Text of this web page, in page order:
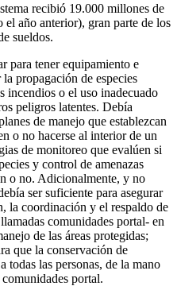
recibió 19.000 millones de
el año anterior), gran parte de los
sueldos.
para tener equipamiento e
propagación de especies
incendios o el uso inadecuado
peligros latentes. Debía
de manejo que establezcan
o no hacerse al interior de un
de monitoreo que evalúen si
y control de amenazas
o no. Adicionalmente, y no
ser suficiente para asegurar
la coordinación y el respaldo de
comunidades portal- en
de las áreas protegidas;
que la conservación de
todas las personas, de la mano
portal.